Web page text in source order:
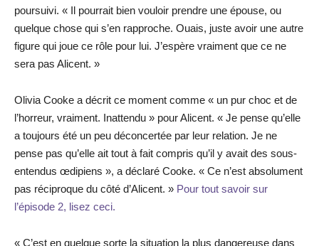
poursuivi. « Il pourrait bien vouloir prendre une épouse, ou
quelque chose qui s’en rapproche. Ouais, juste avoir une autre
figure qui joue ce rôle pour lui. J’espère vraiment que ce ne
sera pas Alicent. »
Olivia Cooke a décrit ce moment comme « un pur choc et de
l’horreur, vraiment. Inattendu » pour Alicent. « Je pense qu’elle
a toujours été un peu déconcertée par leur relation. Je ne
pense pas qu’elle ait tout à fait compris qu’il y avait des sous-
entendus œdipiens », a déclaré Cooke. « Ce n’est absolument
pas réciproque du côté d’Alicent. » Pour tout savoir sur
l’épisode 2, lisez ceci.
« C’est en quelque sorte la situation la plus dangereuse dans